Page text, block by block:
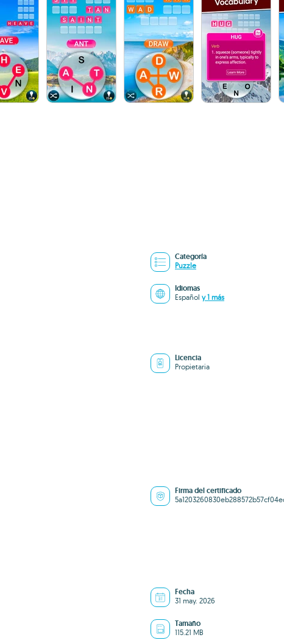
Categoría
Puzzle
Idiomas
Español y 1 más
Licencia
Propietaria
Firma del certificado
Fecha
31 may. 2026
Tamaño
115.21 MB